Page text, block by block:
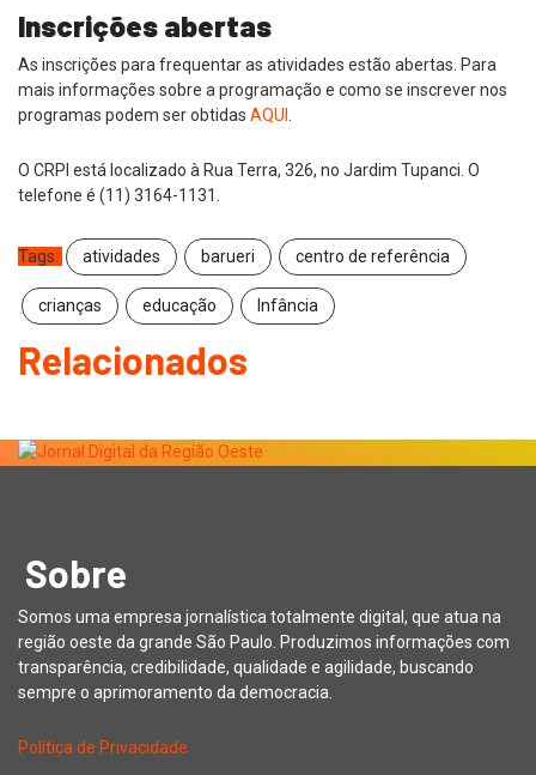
Inscrições abertas
As inscrições para frequentar as atividades estão abertas. Para
mais informações sobre a programação e como se inscrever nos
programas podem ser obtidas AQUI
O CRPI está localizado à Rua Terra, 326, no Jardim Tupanci. O
telefone é (11) 3164-1131.
Tags: atividades barueri centro de referência
crianças educação Infância
Relacionados
Sobre
Somos uma empresa jornalística totalmente digital, que atua na
região oeste da grande São Paulo. Produzimos informações com
transparência, credibilidade, qualidade e agilidade, buscando
sempre o aprimoramento da democracia.
Política de Privacidade